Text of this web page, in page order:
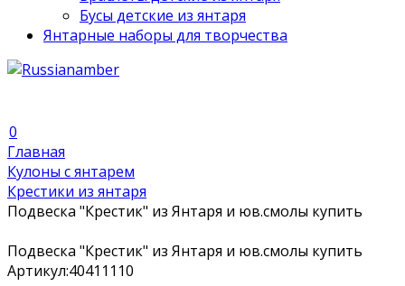
Бусы детские из янтаря
Янтарные наборы для творчества
0
Главная
Кулоны с янтарем
Крестики из янтаря
Подвеска "Крестик" из Янтаря и юв.смолы купить
Подвеска "Крестик" из Янтаря и юв.смолы купить
Артикул:40411110